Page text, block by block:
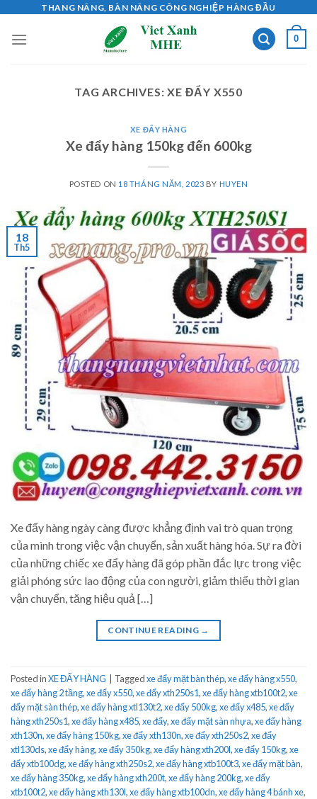
content
THANG NÂNG, BÀN NÂNG CÔNG NGHIỆP HÀNG ĐẦU
0
TAG ARCHIVES:XE ĐẨY X550
XE ĐẨY HÀNG
Xe đẩy hàng 150kg đến 600kg
POSTED ON 18 THÁNG NĂM, 2023 BY HUYEN
18
Th5
Xe đẩy hàng ngày càng được khẳng định vai trò quan trọng
của mình trong việc vận chuyển, sản xuất hàng hóa. Sự ra đời
của những chiếc xe đẩy hàng đã góp phần đắc lực trong việc
giải phóng sức lao động của con người, giảm thiểu thời gian
vận chuyển, tăng hiệu quả […]
CONTINUE READING →
Posted inXE ĐẨY HÀNG Taggedxe đẩy mặt bàn thép,xe đẩy hàng x550,
xe đẩy hàng 2 tầng,xe đẩy x550,xe đẩy xth250s1,xe đẩy hàng xtb100t2,xe
đẩy mặt sàn thép,xe đẩy hàng xtl130t2,xe đẩy 500kg,xe đẩy x485,xe đẩy
hàng xth250s1,xe đẩy hàng x485,xe đẩy,xe đẩy mặt sàn nhựa,xe đẩy hàng
xth130n,xe đẩy hàng 150kg,xe đẩy xth130n,xe đẩy xth250s2,xe đẩy
xtl130ds,xe đẩy hàng,xe đẩy 350kg,xe đẩy hàng xth200l,xe đẩy 150kg,xe
đẩy xtb100dg,xe đẩy hàng xth250s2,xe đẩy hàng xtb100t3,xe đẩy mặt bàn,
xe đẩy hàng 350kg,xe đẩy hàng xth200t,xe đẩy hàng 200kg,xe đẩy
xtb100t2,xe đẩy hàng xth130l,xe đẩy hàng xtb100dn,xe đẩy hàng 4 bánh xe,